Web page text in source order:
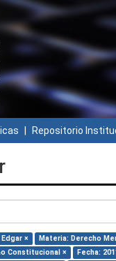
Repositorio
× Materia: Derecho
Constitucional ×
Fecha: